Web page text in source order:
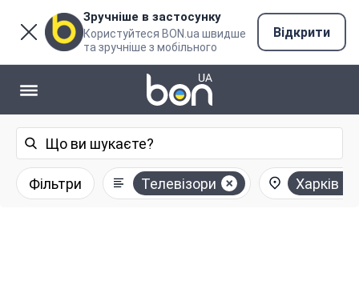
Зручніше в застосунку
Користуйтеся BON.ua швидше
та зручніше з мобільного
Відкрити
Фільтри Телевізори Харків